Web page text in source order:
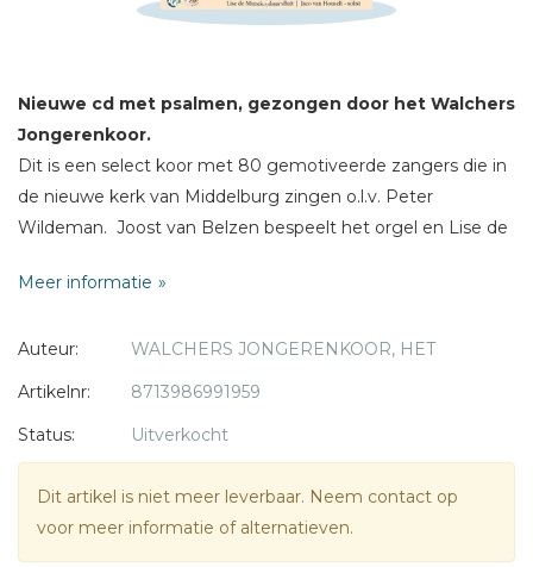
Nieuwe cd met psalmen, gezongen door het Walchers
Jongerenkoor.
Dit is een select koor met 80 gemotiveerde zangers die in
de nieuwe kerk van Middelburg zingen o.l.v. Peter
Wildeman. Joost van Belzen bespeelt het orgel en Lise de
Meer informatie
Auteur:
WALCHERS JONGERENKOOR, HET
Artikelnr:
8713986991959
Status:
Uitverkocht
Dit artikel is niet meer leverbaar. Neem contact op
voor meer informatie of alternatieven.
* = verplicht